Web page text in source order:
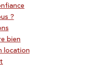
?
bien
location